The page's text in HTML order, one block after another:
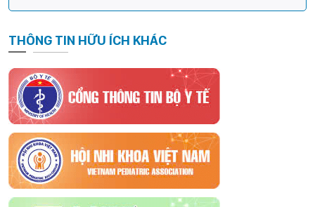
THÔNG TIN HỮU ÍCH KHÁC